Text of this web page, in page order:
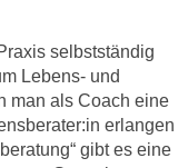
selbstständig
Lebens- und
man als Coach eine
erlangen
gibt es eine